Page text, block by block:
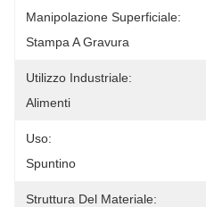
Manipolazione Superficiale:
Stampa A Gravura
Utilizzo Industriale:
Alimenti
Uso:
Spuntino
Struttura Del Materiale: